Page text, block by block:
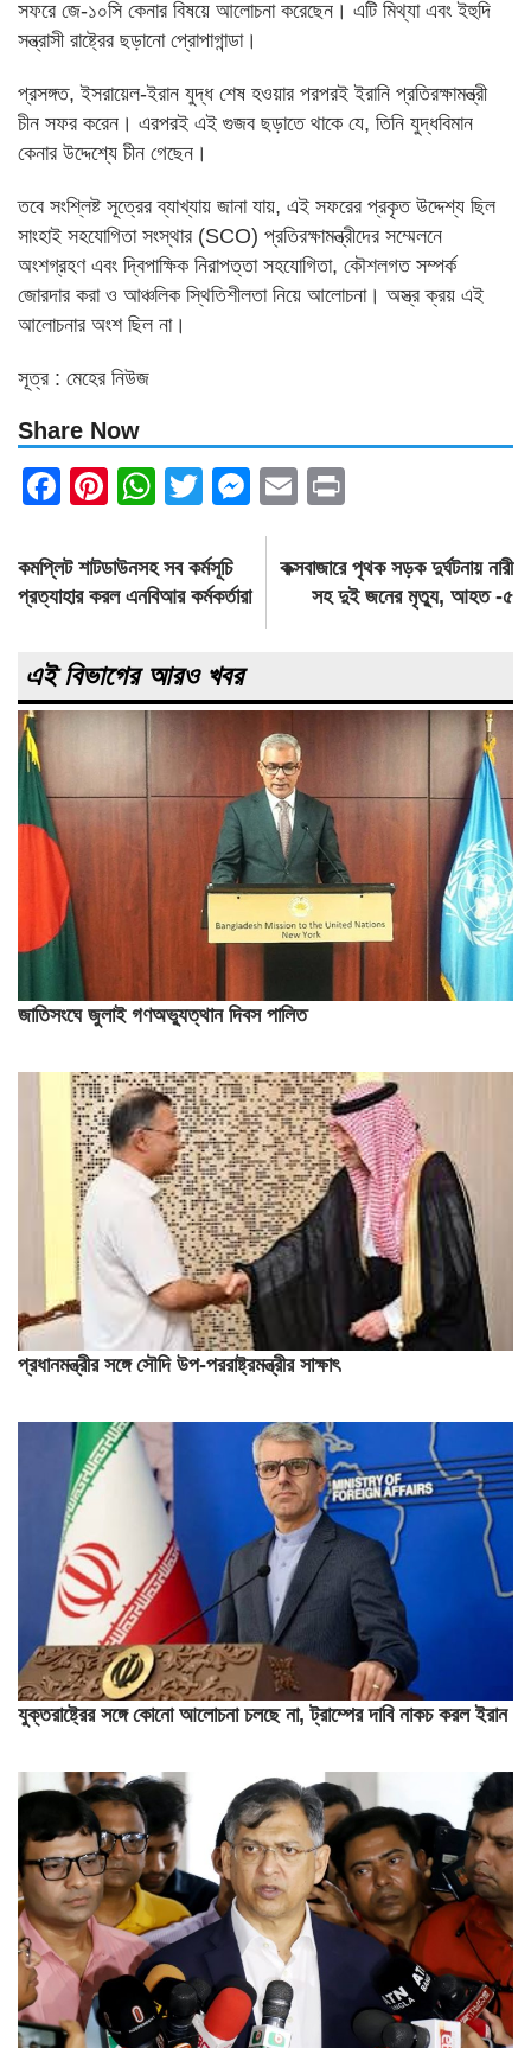
সফরে জে-১০সি কেনার বিষয়ে আলোচনা করেছেন। এটি মিথ্যা এবং ইহুদি
সন্ত্রাসী রাষ্ট্রের ছড়ানো প্রোপাগান্ডা।
প্রসঙ্গত, ইসরায়েল-ইরান যুদ্ধ শেষ হওয়ার পরপরই ইরানি প্রতিরক্ষামন্ত্রী
চীন সফর করেন। এরপরই এই গুজব ছড়াতে থাকে যে, তিনি যুদ্ধবিমান
কেনার উদ্দেশ্যে চীন গেছেন।
তবে সংশ্লিষ্ট সূত্রের ব্যাখ্যায় জানা যায়, এই সফরের প্রকৃত উদ্দেশ্য ছিল
সাংহাই সহযোগিতা সংস্থার (SCO) প্রতিরক্ষামন্ত্রীদের সম্মেলনে
অংশগ্রহণ এবং দ্বিপাক্ষিক নিরাপত্তা সহযোগিতা, কৌশলগত সম্পর্ক
জোরদার করা ও আঞ্চলিক স্থিতিশীলতা নিয়ে আলোচনা। অস্ত্র ক্রয় এই
আলোচনার অংশ ছিল না।
সূত্র : মেহের নিউজ
Share Now
Facebook
Pinterest
WhatsApp
TwitterMessenger
Email
Post
navigation
কমপ্লিট শাটডাউনসহ সব কর্মসূচি
প্রত্যাহার করল এনবিআর কর্মকর্তারা
কক্সবাজারে পৃথক সড়ক দুর্ঘটনায় নারী
সহ দুই জনের মৃত্যু, আহত -৫
এই বিভাগের আরও খবর
জাতিসংঘে জুলাই গণঅভ্যুত্থান দিবস পালিত
প্রধানমন্ত্রীর সঙ্গে সৌদি উপ-পররাষ্ট্রমন্ত্রীর সাক্ষাৎ
যুক্তরাষ্ট্রের সঙ্গে কোনো আলোচনা চলছে না, ট্রাম্পের দাবি নাকচ করল ইরান